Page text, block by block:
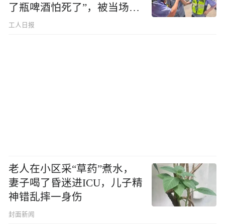
了瓶啤酒怕死了”，被当场查
出醉驾
工人日报
老人在小区采“草药”煮水，
妻子喝了昏迷进ICU，儿子精
神错乱摔一身伤
封面新闻